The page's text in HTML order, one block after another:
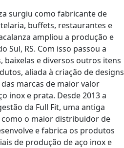
surgiu como fabricante de
buffets, restaurantes e
ampliou a produção e
Sul, RS. Com isso passou a
e diversos outros itens
aliada à criação de designs
marcas de maior valor
inox e prata. Desde 2013 a
da Full Fit, uma antiga
o maior distribuidor de
e fabrica os produtos
de produção de aço inox e